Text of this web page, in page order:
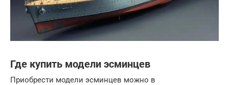
Где купить модели эсминцев
Приобрести модели эсминцев можно в